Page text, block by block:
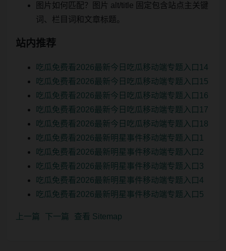
图片如何匹配？图片 alt/title 固定包含站点主关键
词、栏目词和文章标题。
站内推荐
吃瓜免费看2026最新今日吃瓜移动端专题入口14
吃瓜免费看2026最新今日吃瓜移动端专题入口15
吃瓜免费看2026最新今日吃瓜移动端专题入口16
吃瓜免费看2026最新今日吃瓜移动端专题入口17
吃瓜免费看2026最新今日吃瓜移动端专题入口18
吃瓜免费看2026最新明星事件移动端专题入口1
吃瓜免费看2026最新明星事件移动端专题入口2
吃瓜免费看2026最新明星事件移动端专题入口3
吃瓜免费看2026最新明星事件移动端专题入口4
吃瓜免费看2026最新明星事件移动端专题入口5
上一篇 下一篇 查看 Sitemap